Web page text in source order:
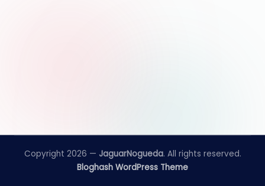
Copyright 2026 — JaguarNogueda. All rights reserved.
Bloghash WordPress Theme